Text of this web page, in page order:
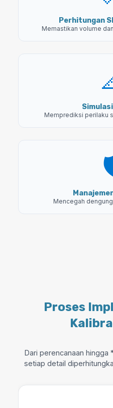
Perhitungan
Memastikan volume
Memprediksi perilaku
Mencegah
Proses
Dari perencanaan hingga
setiap detail